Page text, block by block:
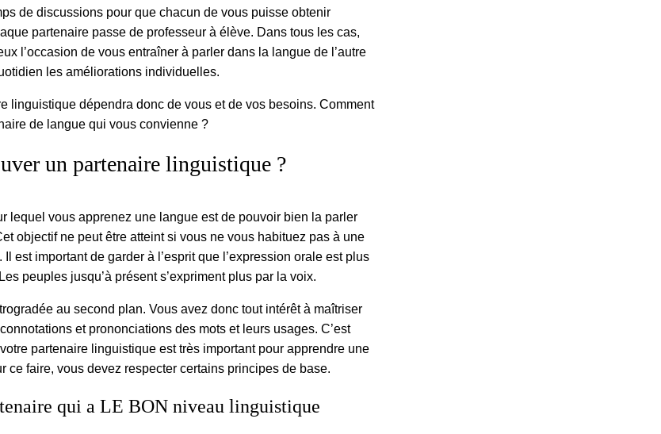
de discussions pour que chacun de vous puisse obtenir
partenaire passe de professeur à élève. Dans tous les cas,
l’occasion de vous entraîner à parler dans la langue de l’autre
les améliorations individuelles.
linguistique dépendra donc de vous et de vos besoins. Comment
de langue qui vous convienne ?
un partenaire linguistique ?
lequel vous apprenez une langue est de pouvoir bien la parler
objectif ne peut être atteint si vous ne vous habituez pas à une
est important de garder à l’esprit que l’expression orale est plus
peuples jusqu’à présent s’expriment plus par la voix.
au second plan. Vous avez donc tout intérêt à maîtriser
et prononciations des mots et leurs usages. C’est
partenaire linguistique est très important pour apprendre une
ce faire, vous devez respecter certains principes de base.
qui a LE BON niveau linguistique